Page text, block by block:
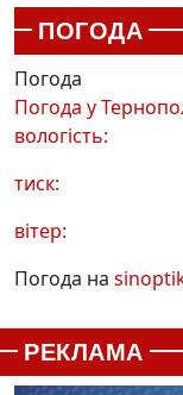
ПОГОДА
Погода
Погода у
вологість:
тиск:
вітер:
Погода на
РЕКЛАМА